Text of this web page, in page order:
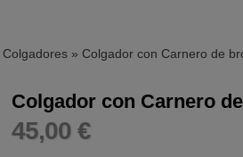
Colgadores» Colgador con Carnero de
Colgador con Carnero
45,00 €